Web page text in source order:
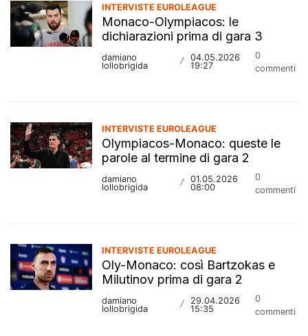
INTERVISTE EUROLEAGUE
Monaco-Olympiacos: le
dichiarazioni prima di gara 3
damiano
lollobrigida
/
04.05.2026
19:27
0
commenti
INTERVISTE EUROLEAGUE
Olympiacos-Monaco: queste le
parole al termine di gara 2
damiano
lollobrigida
/
01.05.2026
08:00
0
commenti
INTERVISTE EUROLEAGUE
Oly-Monaco: così Bartzokas e
Milutinov prima di gara 2
damiano
lollobrigida
/
29.04.2026
15:35
0
commenti